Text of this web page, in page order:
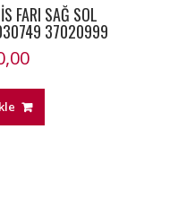
FARI SAĞ SOL
37020999